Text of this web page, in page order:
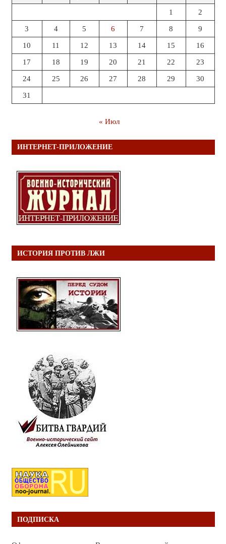
1 2
3 4 5 6 7 8 9
10 11 12 13 14 15 16
17 18 19 20 21 22 23
24 25 26 27 28 29 30
31
« Июл
ИНТЕРНЕТ-ПРИЛОЖЕНИЕ
ИСТОРИЯ ПРОТИВ ЛЖИ
ПОДПИСКА